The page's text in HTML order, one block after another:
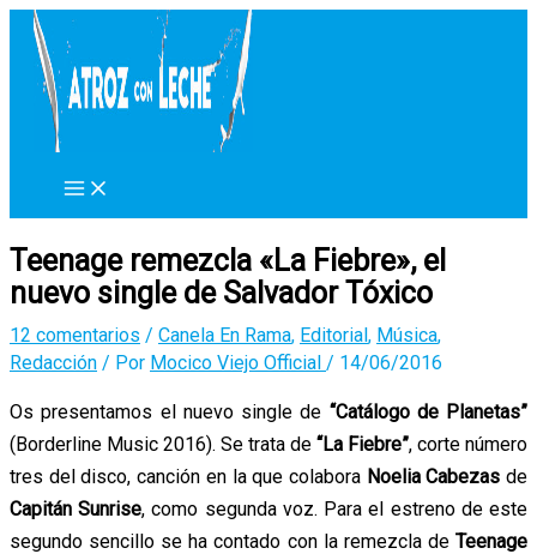
contenido
Teenage remezcla «La Fiebre», el
nuevo single de Salvador Tóxico
12 comentarios / Canela En Rama, Editorial, Música,
Redacción / Por Mocico Viejo Official / 14/06/2016
Os presentamos el nuevo single de “Catálogo de Planetas”
(Borderline Music 2016). Se trata de “La Fiebre”, corte número
tres del disco, canción en la que colabora Noelia Cabezas de
Capitán Sunrise, como segunda voz. Para el estreno de este
segundo sencillo se ha contado con la remezcla de Teenage